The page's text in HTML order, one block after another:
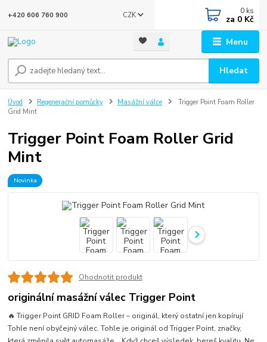
Menu
CZK
Hledat
+420 606 760 900 0 ks
za 0 Kč
Úvod Regenerační pomůcky Masážní válce
Trigger Point Foam Roller
Grid Mint
Trigger Point Foam Roller Grid
Mint
Novinka
Ohodnotit produkt
originální masážní válec Trigger Point
🔥 Trigger Point GRID Foam Roller – originál, který ostatní jen kopírují
Tohle není obyčejný válec. Tohle je originál od Trigger Point, značky,